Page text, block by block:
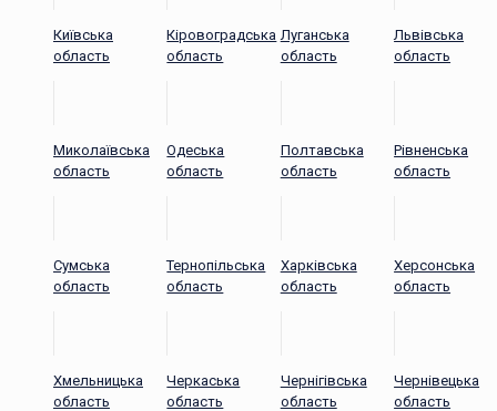
Київська
область
Кіровоградська
область
Луганська
область
Львівська
область
Миколаївська
область
Одеська
область
Полтавська
область
Рівненська
область
Сумська
область
Тернопільська
область
Харківська
область
Херсонська
область
Хмельницька
область
Черкаська
область
Чернігівська
область
Чернівецька
область